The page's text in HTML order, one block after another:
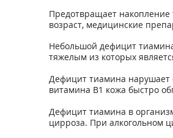
Предотвращает накопление
возраст, медицинские
Небольшой дефицит
тяжелым из которых
Дефицит тиамина нарушает
витамина В1 кожа быстро
Дефицит тиамина в
цирроза. При алкогольном